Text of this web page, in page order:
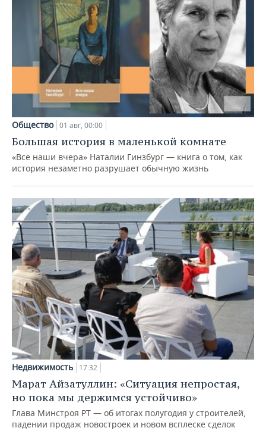
Общество 01 авг, 00:00
Большая история в маленькой комнате
«Все наши вчера» Наталии Гинзбург — книга о том, как
история незаметно разрушает обычную жизнь
Недвижимость 17:32
Марат Айзатуллин: «Ситуация непростая,
но пока мы держимся устойчиво»
Глава Минстроя РТ — об итогах полугодия у строителей,
падении продаж новостроек и новом всплеске сделок